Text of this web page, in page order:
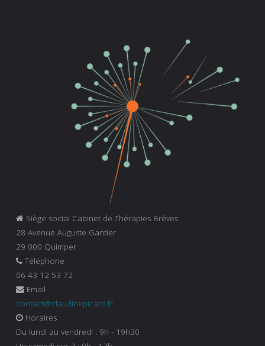
Siège social Cabinet de Thérapies Brèves
28 Avenue Auguste Gantier
29 000 Quimper
Téléphone
06 43 12 53 72
Email
contact@claudinepicard.fr
Horaires
Du lundi au vendredi : 9h - 19h30